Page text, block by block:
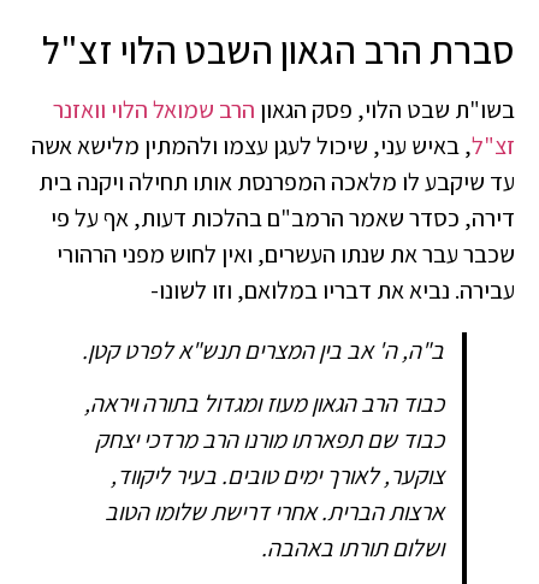
סברת הרב הגאון השבט הלוי זצ"ל
בשו"ת שבט הלוי, פסק הגאון הרב שמואל הלוי וואזנר
זצ"ל, באיש עני, שיכול לעגן עצמו ולהמתין מלישא אשה
עד שיקבע לו מלאכה המפרנסת אותו תחילה ויקנה בית
דירה, כסדר שאמר הרמב"ם בהלכות דעות, אף על פי
שכבר עבר את שנתו העשרים, ואין לחוש מפני הרהורי
עבירה. נביא את דבריו במלואם, וזו לשונו-
ב"ה, ה' אב בין המצרים תנש"א לפרט קטן.
כבוד הרב הגאון מעוז ומגדול בתורה ויראה,
כבוד שם תפארתו מורנו הרב מרדכי יצחק
צוקער, לאורך ימים טובים. בעיר ליקווד,
ארצות הברית. אחרי דרישת שלומו הטוב
ושלום תורתו באהבה.